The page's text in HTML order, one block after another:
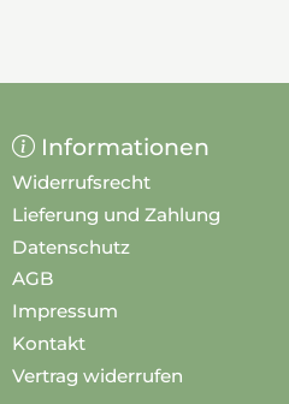
Informationen
Widerrufsrecht
Lieferung und Zahlung
Datenschutz
AGB
Impressum
Kontakt
Vertrag widerrufen